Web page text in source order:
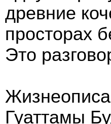
древние
просторах
Это
Гуаттамы